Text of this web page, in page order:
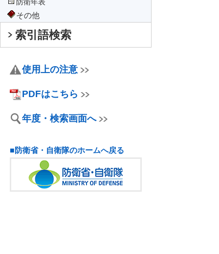
防衛年表
その他
索引語検索
使用上の注意
PDFはこちら
年度・検索画面へ
■防衛省・自衛隊のホームへ戻る